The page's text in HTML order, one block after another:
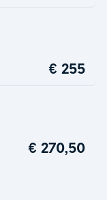
€ 255
€ 270,50